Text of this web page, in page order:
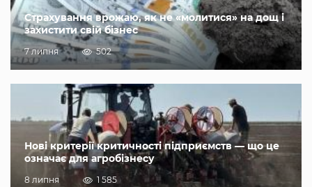
Страхування врожаю, як не «молитися» на дощ і
захистити свій бізнес
7 липня 502
Нові критерії критичності підприємств — що це
означає для агробізнесу
8 липня 1 585